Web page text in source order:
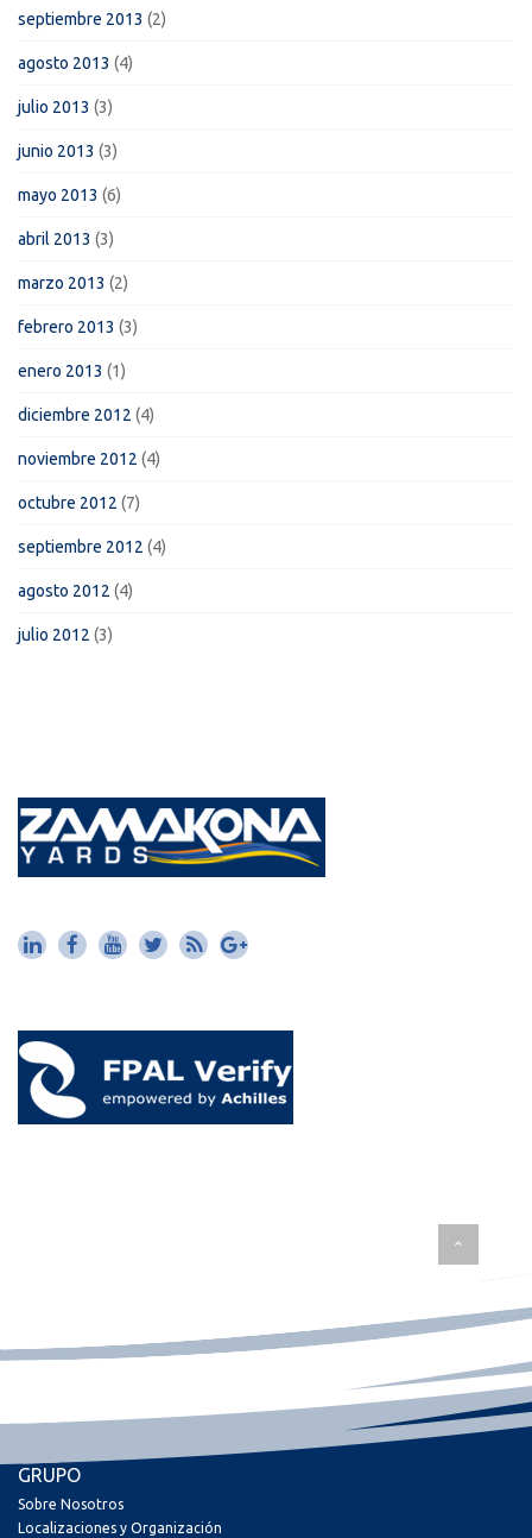
septiembre 2013 (2)
agosto 2013 (4)
julio 2013 (3)
junio 2013 (3)
mayo 2013 (6)
abril 2013 (3)
marzo 2013 (2)
febrero 2013 (3)
enero 2013 (1)
diciembre 2012 (4)
noviembre 2012 (4)
octubre 2012 (7)
septiembre 2012 (4)
agosto 2012 (4)
julio 2012 (3)
GRUPO
Sobre Nosotros
Localizaciones y Organización